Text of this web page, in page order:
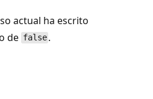
actual ha escrito
de false .